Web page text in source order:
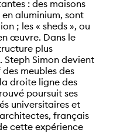
: des maisons
aluminium, sont
; les « sheds », ou
œuvre. Dans le
plus
Steph Simon devient
meubles des
droite ligne des
poursuit ses
universitaires et
français
cette expérience